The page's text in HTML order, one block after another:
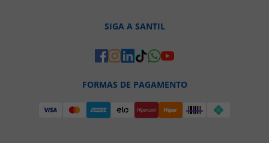
SIGA A SANTIL
FORMAS DE PAGAMENTO